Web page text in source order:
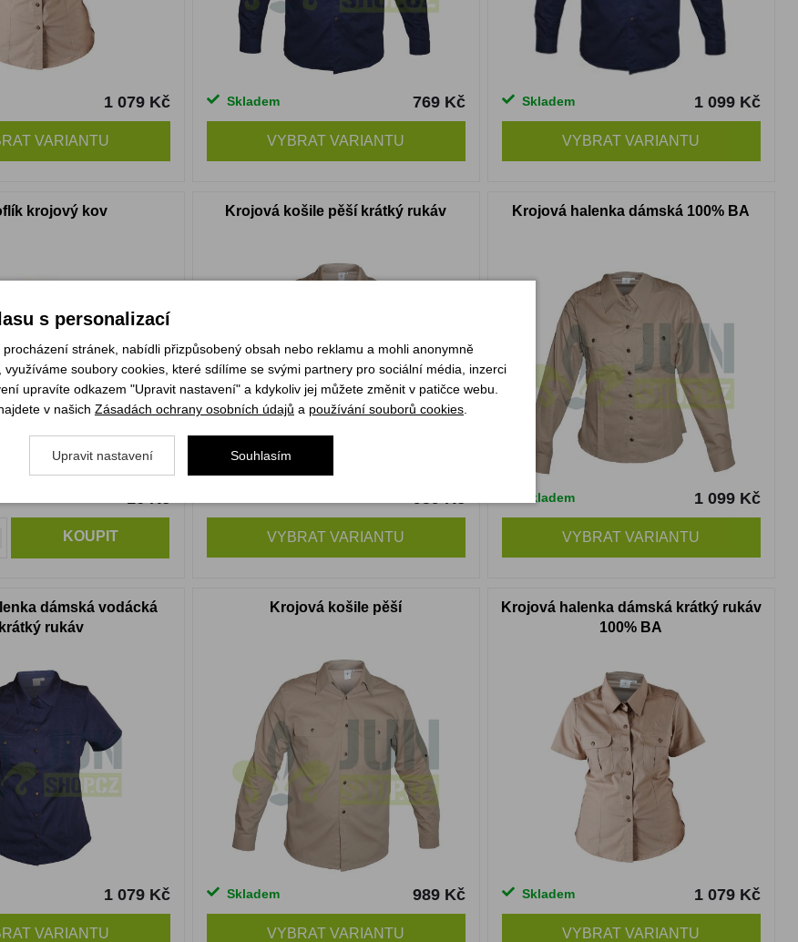
1 079 Kč
VARIANTU
Skladem 769 Kč
VYBRAT VARIANTU
Skladem 1 099 Kč
VYBRAT VARIANTU
krojový kov
16 Kč
KOUPIT
Krojová košile pěší krátký rukáv
959 Kč
VYBRAT VARIANTU
Krojová halenka dámská 100% BA
Skladem 1 099 Kč
VYBRAT VARIANTU
dámská vodácká
krátký rukáv
1 079 Kč
VARIANTU
Krojová košile pěší
Skladem 989 Kč
VYBRAT VARIANTU
Krojová halenka dámská krátký rukáv
100% BA
Skladem 1 079 Kč
VYBRAT VARIANTU
s personalizací
stránek, nabídli přizpůsobený obsah nebo reklamu a mohli anonymně
využíváme soubory cookies, které sdílíme se svými partnery pro sociální média, inzerci
upravíte odkazem "Upravit nastavení" a kdykoliv jej můžete změnit v patičce webu.
v našich Zásadách ochrany osobních údajů a používání souborů cookies
Upravit nastavení Souhlasím